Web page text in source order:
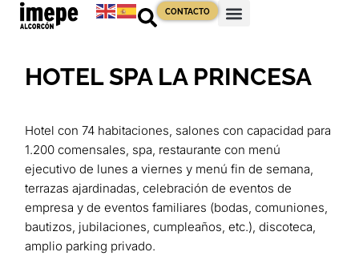
CONTACTO
HOTEL SPA LA PRINCESA
Hotel con 74 habitaciones, salones con capacidad para
1.200 comensales, spa, restaurante con menú
ejecutivo de lunes a viernes y menú fin de semana,
terrazas ajardinadas, celebración de eventos de
empresa y de eventos familiares (bodas, comuniones,
bautizos, jubilaciones, cumpleaños, etc.), discoteca,
amplio parking privado.